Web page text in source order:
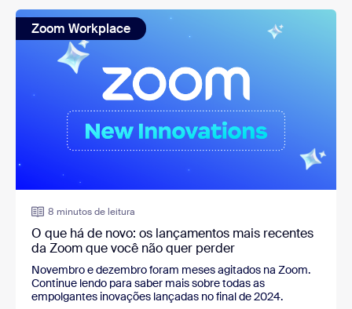
Zoom Workplace
8 minutos de leitura
O que há de novo: os lançamentos mais recentes
da Zoom que você não quer perder
Novembro e dezembro foram meses agitados na Zoom.
Continue lendo para saber mais sobre todas as
empolgantes inovações lançadas no final de 2024.